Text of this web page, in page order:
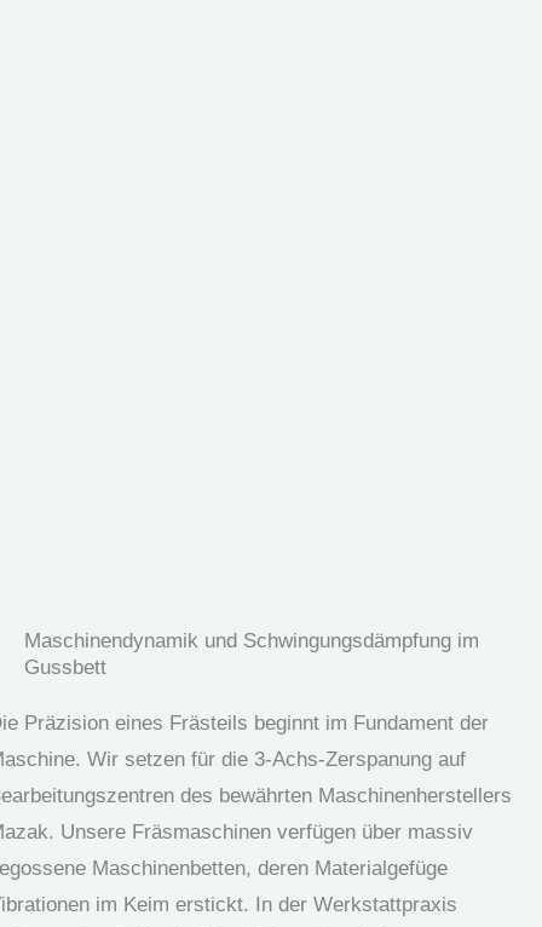
Maschinendynamik und Schwingungsdämpfung im
Gussbett
Präzision eines Frästeils beginnt im Fundament der
Wir setzen für die 3-Achs-Zerspanung auf
des bewährten Maschinenherstellers
Unsere Fräsmaschinen verfügen über massiv
Maschinenbetten, deren Materialgefüge
im Keim erstickt. In der Werkstattpraxis